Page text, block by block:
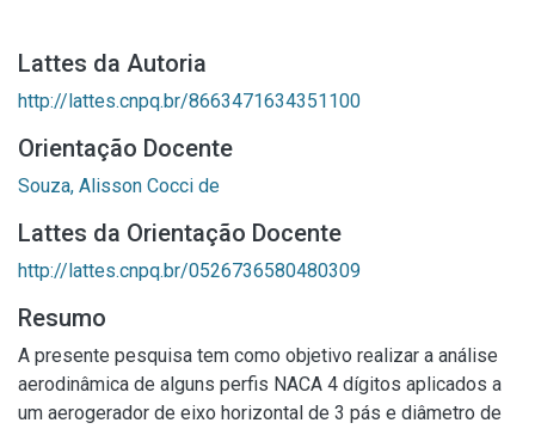
Lattes da Autoria
http://lattes.cnpq.br/8663471634351100
Orientação Docente
Souza, Alisson Cocci de
Lattes da Orientação Docente
http://lattes.cnpq.br/0526736580480309
Resumo
A presente pesquisa tem como objetivo realizar a análise
aerodinâmica de alguns perfis NACA 4 dígitos aplicados a
um aerogerador de eixo horizontal de 3 pás e diâmetro de